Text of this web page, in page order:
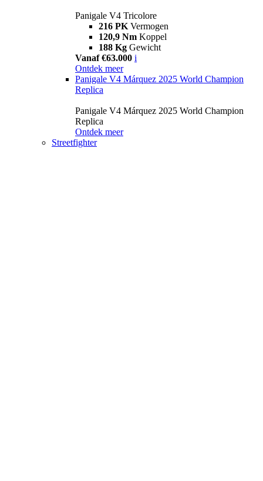
Panigale V4 Tricolore
216 PK Vermogen
120,9 Nm Koppel
188 Kg Gewicht
Vanaf €63.000 i
Ontdek meer
Panigale V4 Márquez 2025 World Champion
Replica
Panigale V4 Márquez 2025 World Champion
Replica
Ontdek meer
Streetfighter